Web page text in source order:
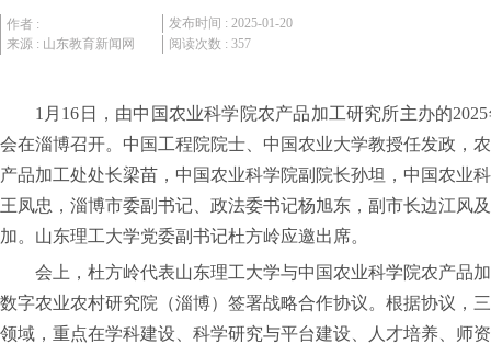
作者 :
来源 : 山东教育新闻网
发布时间 : 2025-01-20
阅读次数 : 357
1月16日，由中国农业科学院农产品加工研究所主办的
会在淄博召开。中国工程院院士、中国农业大学教授任发政，
产品加工处处长梁苗，中国农业科学院副院长孙坦，中国农业
王凤忠，淄博市委副书记、政法委书记杨旭东，副市长边江风
加。山东理工大学党委副书记杜方岭应邀出席。
会上，杜方岭代表山东理工大学与中国农业科学院农产品
数字农业农村研究院（淄博）签署战略合作协议。根据协议，
领域，重点在学科建设、科学研究与平台建设、人才培养、师
最美山理工